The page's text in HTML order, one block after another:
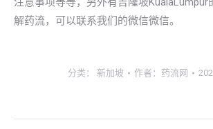
解药流，可以联系我们的微信微信。
分类： 新加坡 作者： 药流网